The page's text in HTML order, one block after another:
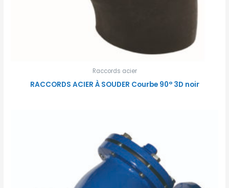
Raccords acier
RACCORDS ACIER À SOUDER Courbe 90° 3D noir